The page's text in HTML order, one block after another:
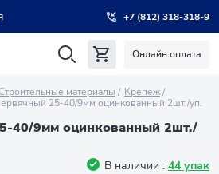
+7 (812) 318-318-9
Онлайн оплата
материалы
Крепеж
25-40/9мм оцинкованный 2шт./уп.
40/9мм оцинкованный 2шт./
В наличии : 44 упак